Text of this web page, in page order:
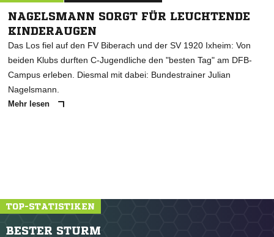
NAGELSMANN SORGT FÜR LEUCHTENDE
KINDERAUGEN
Das Los fiel auf den FV Biberach und der SV 1920 Ixheim: Von
beiden Klubs durften C-Jugendliche den "besten Tag" am DFB-
Campus erleben. Diesmal mit dabei: Bundestrainer Julian
Nagelsmann.
Mehr lesen
TOP-STATISTIKEN
BESTER STURM